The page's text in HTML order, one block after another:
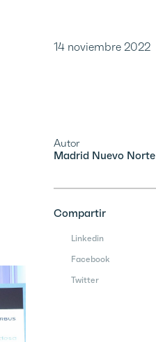
14 noviembre 2022
Autor
Madrid Nuevo Norte
Compartir
Linkedin
Facebook
Twitter